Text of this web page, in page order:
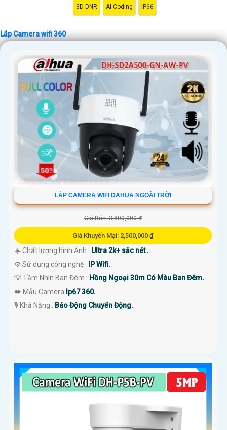
Hy vọng những thông tin trên sẽ giúp bạn có cái nhìn tổng quan về lắp
Camera wifi 360 và giải pháp phù hợp cho nhu cầu của mình. Nếu bạn
cần thêm thông tin hoặc hỏi về sản phẩm cụ thể, đừng ngần ngại để lại
câu hỏi Cung cấp cho công trình biết.
3D DNR AI Coding IP66
Lắp Camera wifi 360
LẮP CAMERA WIFI DAHUA NGOÀI TRỜI
Giá Bán: 3,800,000 ₫
Giá Khuyến Mại: 2,500,000 ₫
☀️ Chất lượng hình Ảnh : Ultra 2k+ sắc nét .
⚙ Sử dụng công nghệ :
IP Wifi.
💡 Tầm Nhìn Ban Đêm : Hồng Ngoại 30m Có Màu Ban Đêm.
👑 Mẫu Camera Ip67 360.
️🎙 Khả Năng : Báo Động Chuyển Động.